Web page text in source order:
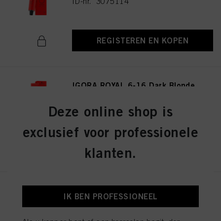
REGISTEREN EN KOPEN
IGORA ROYAL 6-16 Dark Blonde
ID-nr. 3075141
REGISTEREN EN KOPEN
Blonde Cendré Violet 60ml
Deze online shop is
exclusief voor professionele
klanten.
IK BEN PROFESSIONEEL